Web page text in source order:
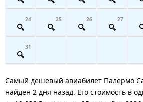
24 25 26 27
31
Самый дешевый авиабилет Палермо
найден 2 дня назад. Его стоимость в